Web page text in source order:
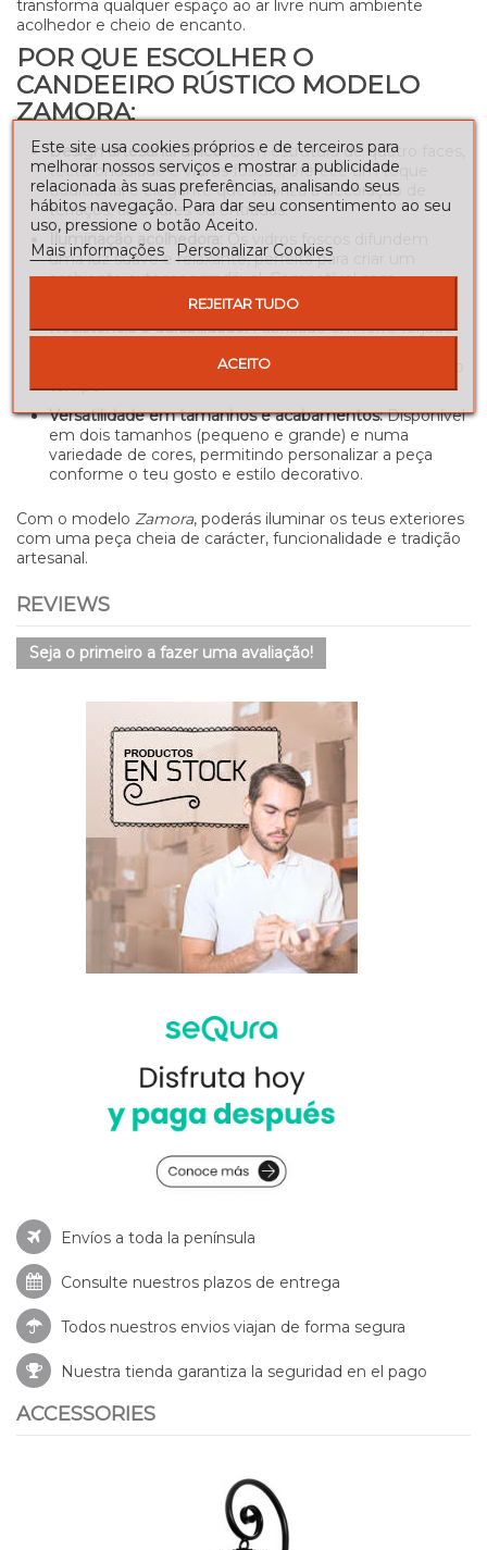
transforma qualquer espaço ao ar livre num ambiente
acolhedor e cheio de encanto.
POR QUE ESCOLHER O
CANDEEIRO RÚSTICO MODELO
ZAMORA:
Design artesanal único:Com estrutura de quatro faces,
tecto ondulado e vidros foscos, oferece um toque
tradicional e elegante que valoriza a decoração de
terraços, alpendres ou entradas.
Iluminação acolhedora:
Os vidros foscos difundem
uma luz suave e relaxante, perfeita para criar um
ambiente exterior agradável. Compatível com
casquilho E-27 de rosca grossa.
Resistência e durabilidade:Fabricado em ferro forjado
intempéries e manter a sua beleza intacta ao longo do
tempo.
Versatilidade em tamanhos e acabamentos:Disponível
em dois tamanhos (pequeno e grande) e numa
variedade de cores, permitindo personalizar a peça
conforme o teu gosto e estilo decorativo.
Com o modelo Zamora, poderás iluminar os teus exteriores
com uma peça cheia de carácter, funcionalidade e tradição
artesanal.
REVIEWS
Seja o primeiro a fazer uma avaliação!
Envíos a toda la península
Consulte nuestros plazos de entrega
Todos nuestros envios viajan de forma segura
Nuestra tienda garantiza la seguridad en el pago
ACCESSORIES
Este site usa cookies próprios e de terceiros para
melhorar nossos serviços e mostrar a publicidade
relacionada às suas preferências, analisando seus
hábitos navegação. Para dar seu consentimento ao seu
uso, pressione o botão Aceito.
Mais informações
Personalizar Cookies
REJEITAR TUDO
ACEITO